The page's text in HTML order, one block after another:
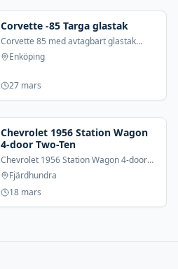
Corvette -85 Targa glastak
Corvette 85 med avtagbart glastak
(targa) V8/Automat Den lite ovanliga
silver-inredningen. Servad med
Enköping
27 mars
Chevrolet 1956 Station Wagon
4-door Two-Ten
Chevrolet 1956 Station Wagon 4-door
Two-Ten 1956 Style: 56-1062F Bodynr:
8558 Trim: 570 CP Paint: 706 C
Sherwood Green
Fjärdhundra
18 mars